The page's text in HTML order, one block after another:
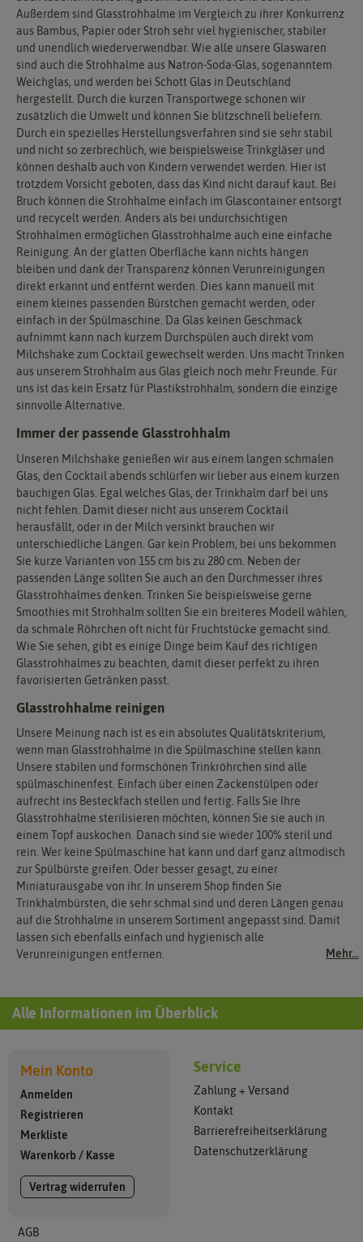
Mehr...
Außerdem sind Glasstrohhalme im Vergleich zu ihrer Konkurrenz
aus Bambus, Papier oder Stroh sehr viel hygienischer, stabiler
und unendlich wiederverwendbar. Wie alle unsere Glaswaren
sind auch die Strohhalme aus Natron-Soda-Glas, sogenanntem
Weichglas, und werden bei Schott Glas in Deutschland
hergestellt. Durch die kurzen Transportwege schonen wir
zusätzlich die Umwelt und können Sie blitzschnell beliefern.
Durch ein spezielles Herstellungsverfahren sind sie sehr stabil
und nicht so zerbrechlich, wie beispielsweise Trinkgläser und
können deshalb auch von Kindern verwendet werden. Hier ist
trotzdem Vorsicht geboten, dass das Kind nicht darauf kaut. Bei
Bruch können die Strohhalme einfach im Glascontainer entsorgt
und recycelt werden. Anders als bei undurchsichtigen
Strohhalmen ermöglichen Glasstrohhalme auch eine einfache
Reinigung. An der glatten Oberfläche kann nichts hängen
bleiben und dank der Transparenz können Verunreinigungen
direkt erkannt und entfernt werden. Dies kann manuell mit
einem kleines passenden Bürstchen gemacht werden, oder
einfach in der Spülmaschine. Da Glas keinen Geschmack
aufnimmt kann nach kurzem Durchspülen auch direkt vom
Milchshake zum Cocktail gewechselt werden. Uns macht Trinken
aus unserem Strohhalm aus Glas gleich noch mehr Freunde. Für
uns ist das kein Ersatz für Plastikstrohhalm, sondern die einzige
sinnvolle Alternative.
Immer der passende Glasstrohhalm
Unseren Milchshake genießen wir aus einem langen schmalen
Glas, den Cocktail abends schlürfen wir lieber aus einem kurzen
bauchigen Glas. Egal welches Glas, der Trinkhalm darf bei uns
nicht fehlen. Damit dieser nicht aus unserem Cocktail
herausfällt, oder in der Milch versinkt brauchen wir
unterschiedliche Längen. Gar kein Problem, bei uns bekommen
Sie kurze Varianten von 155 cm bis zu 280 cm. Neben der
passenden Länge sollten Sie auch an den Durchmesser ihres
Glasstrohhalmes denken. Trinken Sie beispielsweise gerne
Smoothies mit Strohhalm sollten Sie ein breiteres Modell wählen,
da schmale Röhrchen oft nicht für Fruchtstücke gemacht sind.
Wie Sie sehen, gibt es einige Dinge beim Kauf des richtigen
Glasstrohhalmes zu beachten, damit dieser perfekt zu ihren
favorisierten Getränken passt.
Glasstrohhalme reinigen
Unsere Meinung nach ist es ein absolutes Qualitätskriterium,
wenn man Glasstrohhalme in die Spülmaschine stellen kann.
Unsere stabilen und formschönen Trinkröhrchen sind alle
spülmaschinenfest. Einfach über einen Zackenstülpen oder
aufrecht ins Besteckfach stellen und fertig. Falls Sie Ihre
Glasstrohhalme sterilisieren möchten, können Sie sie auch in
einem Topf auskochen. Danach sind sie wieder 100% steril und
rein. Wer keine Spülmaschine hat kann und darf ganz altmodisch
zur Spülbürste greifen. Oder besser gesagt, zu einer
Miniaturausgabe von ihr. In unserem Shop finden Sie
Trinkhalmbürsten, die sehr schmal sind und deren Längen genau
auf die Strohhalme in unserem Sortiment angepasst sind. Damit
lassen sich ebenfalls einfach und hygienisch alle
Verunreinigungen entfernen.
Alle Informationen im Überblick
Mein Konto
Anmelden
Registrieren
Merkliste
Warenkorb/ Kasse
Vertrag widerrufen
AGB
Service
Zahlung + Versand
Kontakt
Barrierefreiheitserklärung
Datenschutzerklärung